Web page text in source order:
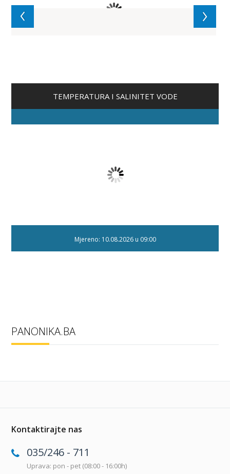
TEMPERATURA I SALINITET VODE
Mjereno: 10.08.2026 u 09:00
PANONIKA.BA
Kontaktirajte nas
035/246 - 711
Uprava: pon - pet (08:00 - 16:00h)